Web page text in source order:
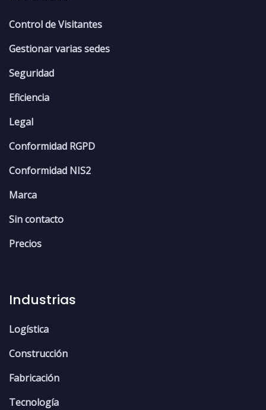
Control de Visitantes
Gestionar varias sedes
Seguridad
Eficiencia
Legal
Conformidad RGPD
Conformidad NIS2
Marca
Sin contacto
Precios
Industrias
Logística
Construcción
Fabricación
Tecnología